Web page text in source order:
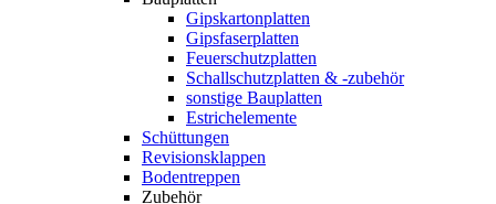
Gipskartonplatten
Gipsfaserplatten
Feuerschutzplatten
Schallschutzplatten & -zubehör
sonstige Bauplatten
Estrichelemente
Schüttungen
Revisionsklappen
Bodentreppen
Zubehör